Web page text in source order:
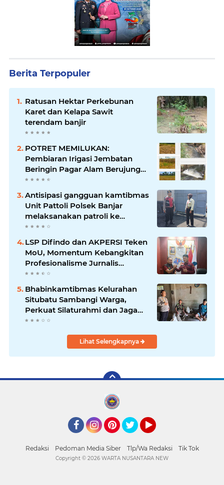
Berita Terpopuler
Ratusan Hektar Perkebunan
Karet dan Kelapa Sawit
terendam banjir
POTRET MEMILUKAN:
Pembiaran Irigasi Jembatan
Beringin Pagar Alam Berujung
'Bencana' Bagi Petani
Antisipasi gangguan kamtibmas
Unit Pattoli Polsek Banjar
melaksanakan patroli ke
tempat-tempat keramaian di
wilayah hukum
LSP Difindo dan AKPERSI Teken
MoU, Momentum Kebangkitan
Profesionalisme Jurnalis
Nasional
Bhabinkamtibmas Kelurahan
Situbatu Sambangi Warga,
Perkuat Silaturahmi dan Jaga
Kondusivitas Wilayah
Lihat Selengkapnya
Redaksi Pedoman Media Siber Tlp/Wa Redaksi Tik Tok
Copyright © 2026 WARTA NUSANTARA NEW